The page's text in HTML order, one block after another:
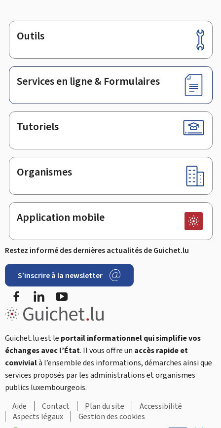
Pied
de
page
Outils
Services en ligne & Formulaires
Tutoriels
Organismes
Application mobile
Restez informé des dernières actualités de Guichet.lu
S’inscrire à la newsletter
FacebookLinkedIn
Guichet.lu est le portail informationnel qui simplifie vos
échanges avec l’État. Il vous offre un accès rapide et
convivialà l’ensemble des informations, démarches ainsi que
services proposés par les administrations et organismes
publics luxembourgeois.
Aide
Contact Plan du site
Accessibilité
Aspects légaux
Gestion des cookies